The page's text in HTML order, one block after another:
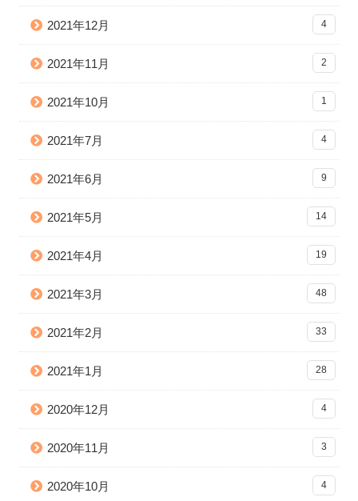
2021年12月 4
2021年11月 2
2021年10月 1
2021年7月 4
2021年6月 9
2021年5月 14
2021年4月 19
2021年3月 48
2021年2月 33
2021年1月 28
2020年12月 4
2020年11月 3
2020年10月 4